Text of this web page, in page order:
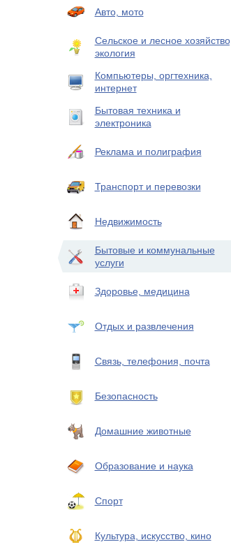
Авто, мото
Сельское и лесное хозяйство,
экология
Компьютеры, оргтехника,
интернет
Бытовая техника и
электроника
Реклама и полиграфия
Транспорт и перевозки
Недвижимость
Бытовые и коммунальные
услуги
Здоровье, медицина
Отдых и развлечения
Связь, телефония, почта
Безопасность
Домашние животные
Образование и наука
Спорт
Культура, искусство, кино